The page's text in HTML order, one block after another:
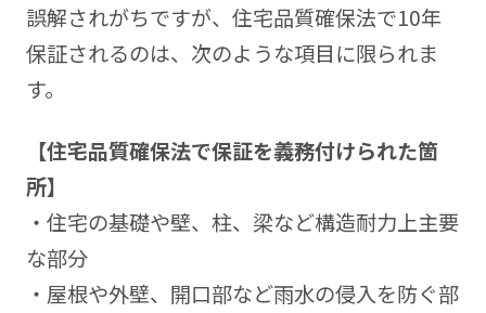
誤解されがちですが、住宅品質確保法で10年
保証されるのは、次のような項目に限られま
す。
【住宅品質確保法で保証を義務付けられた箇
所】
・住宅の基礎や壁、柱、梁など構造耐力上主要
な部分
・屋根や外壁、開口部など雨水の侵入を防ぐ部